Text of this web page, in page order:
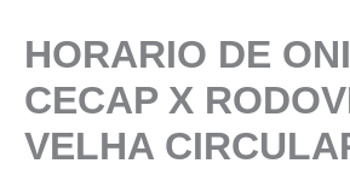
HORARIO DE
CECAP X
VELHA